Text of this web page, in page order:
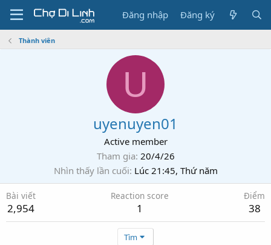
Đăng nhập Đăng ký
Thành viên
U
uyenuyen01
Active member
Tham gia 20/4/26
Nhìn thấy lần cuối Lúc 21:45, Thứ năm
Bài viết
2,954
Reaction score
1
Điểm
38
Tìm